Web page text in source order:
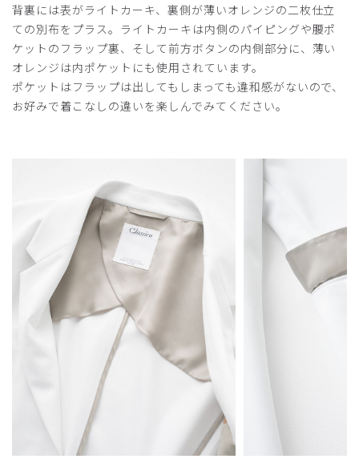
ご購入者様
購入確認済み
C05メンズ白衣:ライトジャージージャケット/
役に立った 0
​1 ​3 ​4
背裏には表がライトカーキ、裏側が薄いオレンジの二枚仕立
ての別布をプラス。ライトカーキは内側のパイピングや腰ポ
ケットのフラップ裏、そして前方ボタンの内側部分に、薄い
オレンジは内ポケットにも使用されています。
ポケットはフラップは出してもしまっても違和感がないので、
お好みで着こなしの違いを楽しんでみてください。